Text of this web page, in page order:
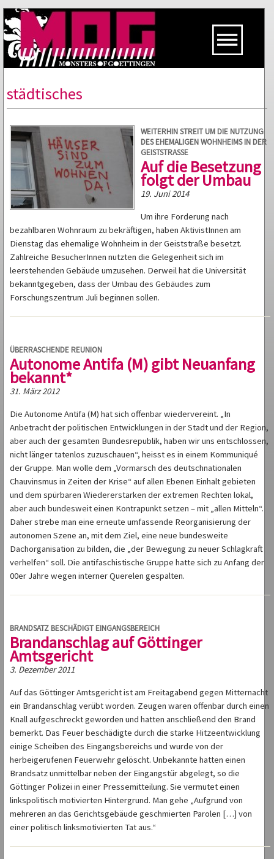
städtisches
WEITERHIN STREIT UM DIE NUTZUNG
DES EHEMALIGEN WOHNHEIMS IN DER
GEISTSTRASSE
Auf die Besetzung
folgt der Umbau
19. Juni 2014
Um ihre Forderung nach
bezahlbaren Wohnraum zu bekräftigen, haben AktivistInnen am
Dienstag das ehemalige Wohnheim in der Geiststraße besetzt.
Zahlreiche BesucherInnen nutzten die Gelegenheit sich im
leerstehenden Gebäude umzusehen. Derweil hat die Universität
bekanntgegeben, dass der Umbau des Gebäudes zum
Forschungszentrum Juli beginnen sollen.
ÜBERRASCHENDE REUNION
Autonome Antifa (M) gibt Neuanfang
bekannt*
31. März 2012
Die Autonome Antifa (M) hat sich offenbar wiedervereint. „In
Anbetracht der politischen Entwicklungen in der Stadt und der Region,
aber auch der gesamten Bundesrepublik, haben wir uns entschlossen,
nicht länger tatenlos zuzuschauen“, heisst es in einem Kommuniqué
der Gruppe. Man wolle dem „Vormarsch des deutschnationalen
Chauvinsmus in Zeiten der Krise“ auf allen Ebenen Einhalt gebieten
und dem spürbaren Wiedererstarken der extremen Rechten lokal,
aber auch bundesweit einen Kontrapunkt setzen – mit „allen Mitteln“.
Daher strebe man eine erneute umfassende Reorganisierung der
autonomen Szene an, mit dem Ziel, eine neue bundesweite
Dachorganisation zu bilden, die „der Bewegung zu neuer Schlagkraft
verhelfen“ soll. Die antifaschistische Gruppe hatte sich zu Anfang der
00er Jahre wegen interner Querelen gespalten.
BRANDSATZ BESCHÄDIGT EINGANGSBEREICH
Brandanschlag auf Göttinger
Amtsgericht
3. Dezember 2011
Auf das Göttinger Amtsgericht ist am Freitagabend gegen Mitternacht
ein Brandanschlag verübt worden. Zeugen waren offenbar durch einen
Knall aufgeschreckt geworden und hatten anschließend den Brand
bemerkt. Das Feuer beschädigte durch die starke Hitzeentwicklung
einige Scheiben des Eingangsbereichs und wurde von der
herbeigerufenen Feuerwehr gelöscht. Unbekannte hatten einen
Brandsatz unmittelbar neben der Eingangstür abgelegt, so die
Göttinger Polizei in einer Pressemitteilung. Sie vermutet einen
linkspolitisch motivierten Hintergrund. Man gehe „Aufgrund von
mehreren an das Gerichtsgebäude geschmierten Parolen […] von
einer politisch linksmotivierten Tat aus.“